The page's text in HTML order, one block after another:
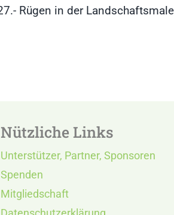
Rügen in der
Nützliche Links
Unterstützer, Partner, Sponsoren
Spenden
Mitgliedschaft